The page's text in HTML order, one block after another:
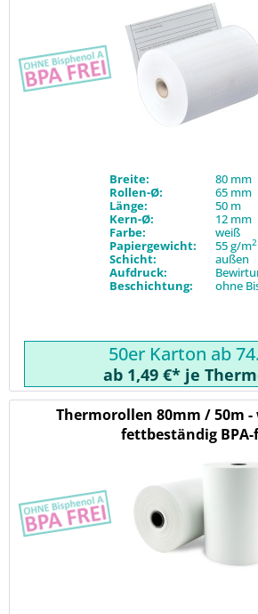
Breite:
80 mm
Rollen-Ø:
65 mm
Länge:
50 m
Kern-Ø:
12 mm
Farbe:
weiß
Papiergewicht:
55 g/m2
Schicht:
außen
Aufdruck:
Beschichtung:
ohne
50er Karton ab
ab 1,49 €* je
Thermorollen 80mm / 50m
fettbeständig